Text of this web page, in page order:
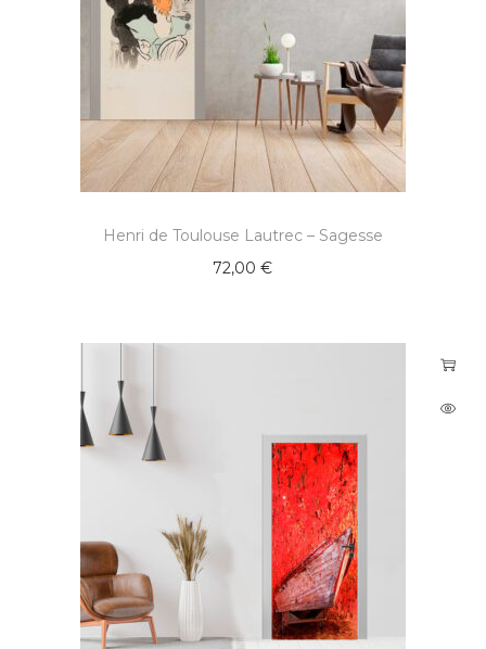
Henri de Toulouse Lautrec – Sagesse
72,00€